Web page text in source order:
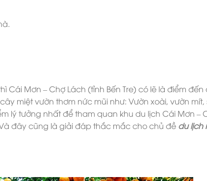
Cái Mơn – Chợ Lách (tỉnh Bến Tre) có lẽ là điểm
miệt vườn thơm nức mũi như: Vườn xoài, vườn mít,
lý tưởng nhất để tham quan khu du lịch Cái Mơn –
đây cũng là giải đáp thắc mắc cho chủ đề du lịch